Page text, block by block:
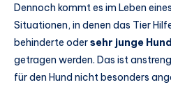
Dennoch kommt es im Leben
Situationen, in denen das Tier
behinderte odersehr junge
getragen werden. Das ist
für den Hund nicht besonders